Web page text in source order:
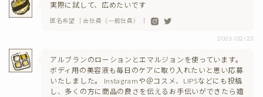
実際に試して、広めたいです
匿名希望 ｜会社員（一般社員） ｜
2026/02/23
アルブランのローションとエマルジョンを使っています。
ボディ用の美容液も毎日のケアに取り入れたいと思い応募
いたしました。 Instagramや＠コスメ、LIPSなどにも投稿
し、多くの方に商品の良さを伝えるお手伝いができたら嬉